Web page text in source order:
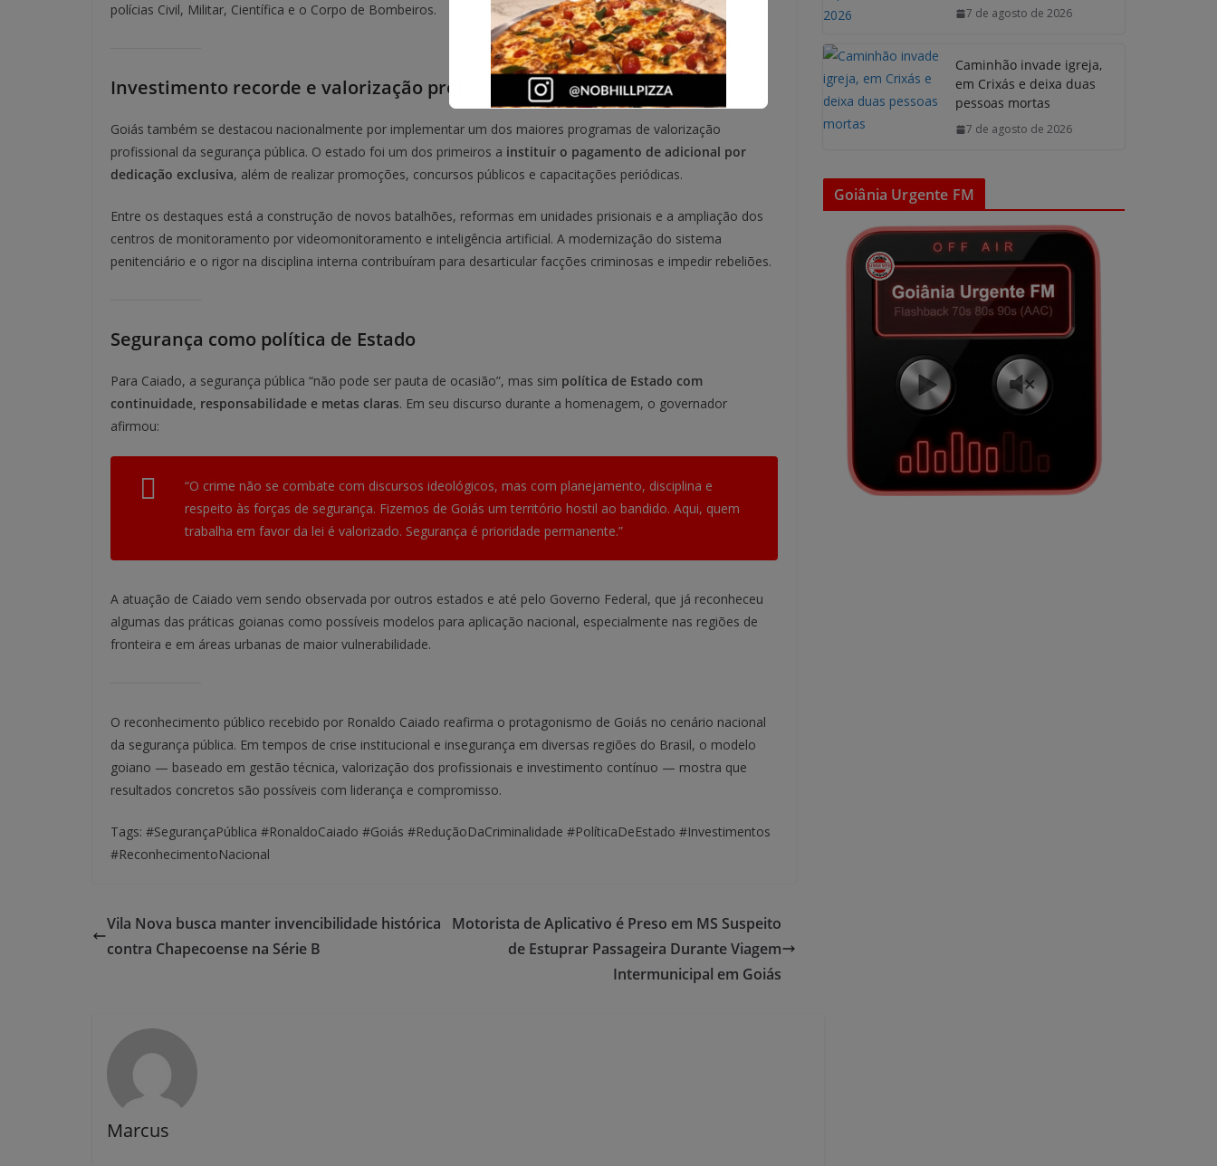
polícias Civil, Militar, Científica e o Corpo de Bombeiros.
Investimento recorde e valorização profissional
Goiás também se destacou nacionalmente por implementar um dos maiores programas de valorização
profissional da segurança pública. O estado foi um dos primeiros a instituir o pagamento de adicional por
dedicação exclusiva, além de realizar promoções, concursos públicos e capacitações periódicas.
Entre os destaques está a construção de novos batalhões, reformas em unidades prisionais e a ampliação dos
centros de monitoramento por videomonitoramento e inteligência artificial. A modernização do sistema
penitenciário e o rigor na disciplina interna contribuíram para desarticular facções criminosas e impedir rebeliões.
Segurança como política de Estado
Para Caiado, a segurança pública “não pode ser pauta de ocasião”, mas sim política de Estado com
continuidade, responsabilidade e metas claras. Em seu discurso durante a homenagem, o governador
afirmou:
“O crime não se combate com discursos ideológicos, mas com planejamento, disciplina e
respeito às forças de segurança. Fizemos de Goiás um território hostil ao bandido. Aqui, quem
trabalha em favor da lei é valorizado. Segurança é prioridade permanente.”
A atuação de Caiado vem sendo observada por outros estados e até pelo Governo Federal, que já reconheceu
algumas das práticas goianas como possíveis modelos para aplicação nacional, especialmente nas regiões de
fronteira e em áreas urbanas de maior vulnerabilidade.
O reconhecimento público recebido por Ronaldo Caiado reafirma o protagonismo de Goiás no cenário nacional
da segurança pública. Em tempos de crise institucional e insegurança em diversas regiões do Brasil, o modelo
goiano — baseado em gestão técnica, valorização dos profissionais e investimento contínuo — mostra que
resultados concretos são possíveis com liderança e compromisso.
Tags: #SegurançaPública #RonaldoCaiado #Goiás #ReduçãoDaCriminalidade #PolíticaDeEstado #Investimentos
#ReconhecimentoNacional
Vila Nova busca manter invencibilidade histórica
contra Chapecoense na Série B
Motorista de Aplicativo é Preso em MS Suspeito
de Estuprar Passageira Durante Viagem
Intermunicipal em Goiás
Marcus
7 de agosto de 2026
Caminhão invade igreja,
em Crixás e deixa duas
pessoas mortas
7 de agosto de 2026
Goiânia Urgente FM